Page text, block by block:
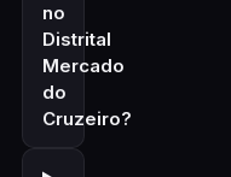
no
Distrital
Mercado
do
Cruzeiro?